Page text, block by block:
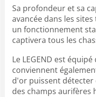
Sa profondeur et sa
avancée dans les
un fonctionnement
captivera tous les
Le LEGEND est
conviennent
d'or puissent détecter
des champs aurifères